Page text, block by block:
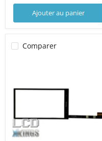
Ajouter au panier
Comparer